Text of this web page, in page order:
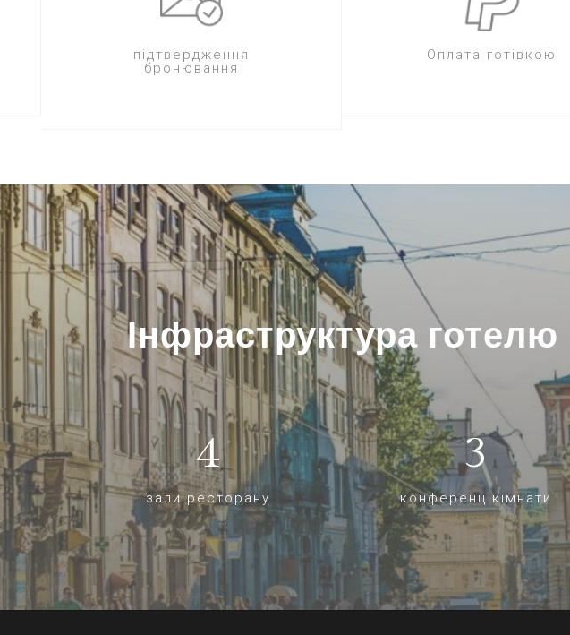
підтвердження
бронювання
Оплата готівкою
Інфраструктура готелю
4
зали ресторану
3
конференц кімнати